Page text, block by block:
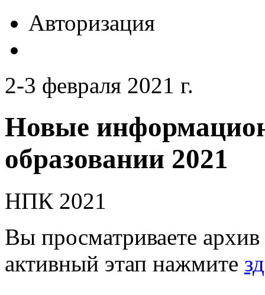
Авторизация
2-3 февраля 2021 г.
Новые
образовании 2021
НПК 2021
Вы просматриваете
активный этап нажмите